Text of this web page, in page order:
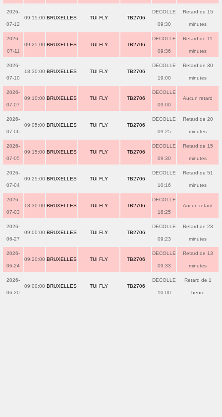
2026-
07-12
09:15:00 BRUXELLES TUI FLY TB2706
DECOLLE
09:30
Retard de 15
minutes
2026-
07-11
09:25:00 BRUXELLES TUI FLY TB2706
DECOLLE
09:36
Retard de 11
minutes
2026-
07-10
18:30:00 BRUXELLES TUI FLY TB2706
DECOLLE
19:00
Retard de 30
minutes
2026-
07-07
09:10:00 BRUXELLES TUI FLY TB2706
DECOLLE
09:00
Aucun retard
2026-
07-06
09:05:00 BRUXELLES TUI FLY TB2706
DECOLLE
09:25
Retard de 20
minutes
2026-
07-05
09:15:00 BRUXELLES TUI FLY TB2706
DECOLLE
09:30
Retard de 15
minutes
2026-
07-04
09:25:00 BRUXELLES TUI FLY TB2706
DECOLLE
10:16
Retard de 51
minutes
2026-
07-03
18:30:00 BRUXELLES TUI FLY TB2706
DECOLLE
18:25
Aucun retard
2026-
06-27
09:00:00 BRUXELLES TUI FLY TB2706
DECOLLE
09:23
Retard de 23
minutes
2026-
06-24
09:20:00 BRUXELLES TUI FLY TB2706
DECOLLE
09:33
Retard de 13
minutes
2026-
06-20
09:00:00 BRUXELLES TUI FLY TB2706
DECOLLE
10:00
Retard de 1
heure